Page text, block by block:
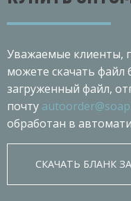
Уважаемые клиенты,
можете скачать файл
загруженный файл,
почту
обработан в
СКАЧАТЬ БЛАНК